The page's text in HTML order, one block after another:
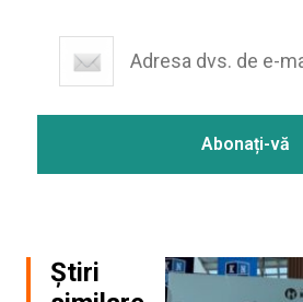
Știri